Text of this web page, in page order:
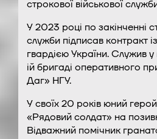
строкової військової
У 2023 році по закінченні
служби підписав контракт
гвардією України. Служив
ій бригаді оперативного
Даг» НГУ.
У своїх 20 років юний
«Рядовий солдат» на
Відважний помічник